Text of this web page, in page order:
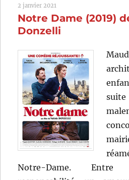
de
2 janvier 2021
Notre Dame (2019)
Donzelli
Notre-Dame. Entre